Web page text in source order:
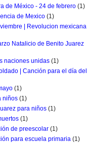
de México - 24 de febrero (1)
de Mexico (1)
| Revolucion mexicana
Natalicio de Benito Juarez
naciones unidas (1)
| Canción para el día del
(1)
niños (1)
para niños (1)
(1)
de preescolar (1)
para escuela primaria (1)